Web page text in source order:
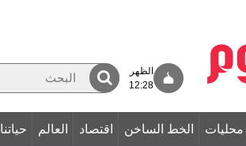
الظهر
12:28
محليات الخط الساخن اقتصاد العالم حياتنا